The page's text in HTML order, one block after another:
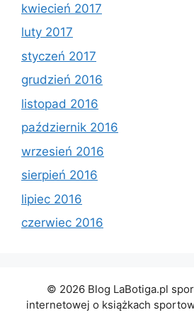
kwiecień 2017
luty 2017
styczeń 2017
grudzień 2016
listopad 2016
październik 2016
wrzesień 2016
sierpień 2016
lipiec 2016
czerwiec 2016
© 2026 Blog LaBotiga.pl
internetowej o książkach